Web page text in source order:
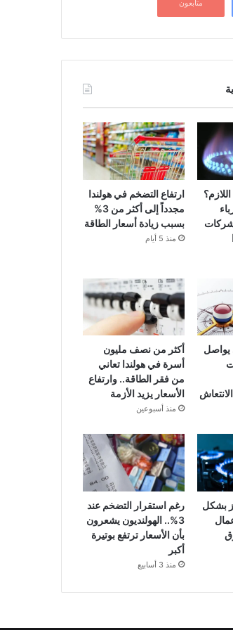
متابعون
شركات
ارتفاع التضخم في هولندا
مجدداً إلى أكثر من 3%
بسبب زيادة أسعار الطاقة
منذ 5 أيام
يواصل
أكثر من نصف مليون
أسرة في هولندا تعاني
من فقر الطاقة.. وارتفاع
الأسعار يزيد الأزمة
منذ أسبوعين
بشكل
رغم استقرار التضخم عند
3%.. الهولنديون يشعرون
بأن الأسعار ترتفع بوتيرة
أكبر
منذ 3 أسابيع